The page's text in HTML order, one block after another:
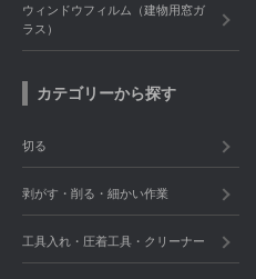
ウィンドウフィルム（建物用窓ガ
ラス）
カテゴリーから探す
切る
剥がす・削る・細かい作業
工具入れ・圧着工具・クリーナー